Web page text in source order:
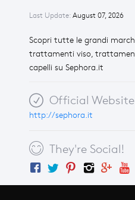
Last Update: August 07, 2026
Scopri tutte le grandi
trattamenti viso,
capelli su Sephora.it
Official Website
http://sephora.it
They're Social!